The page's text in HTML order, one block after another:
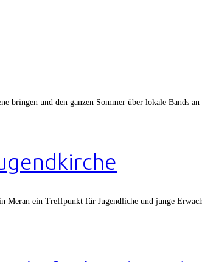
und den ganzen Sommer über lokale Bands
ein Treffpunkt für Jugendliche und junge